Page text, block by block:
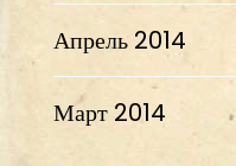
Апрель 2014
Март 2014